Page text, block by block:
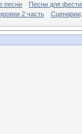
песни
Песни для
2 часть